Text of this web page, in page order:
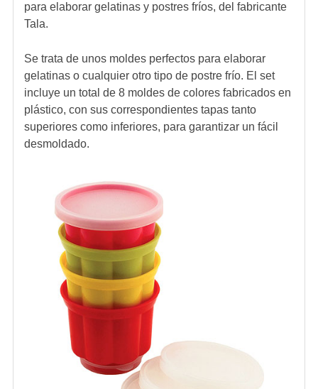
para elaborar gelatinas y postres fríos, del fabricante
Tala.
Se trata de unos moldes perfectos para elaborar
gelatinas o cualquier otro tipo de postre frío. El set
incluye un total de 8 moldes de colores fabricados en
plástico, con sus correspondientes tapas tanto
superiores como inferiores, para garantizar un fácil
desmoldado.